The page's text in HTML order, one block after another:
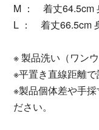
M ： 着丈64.5cm
L ： 着丈66.5cm
※ 製品洗い（ワン
※平置き直線距離で
※製品個体差や手
ださい。